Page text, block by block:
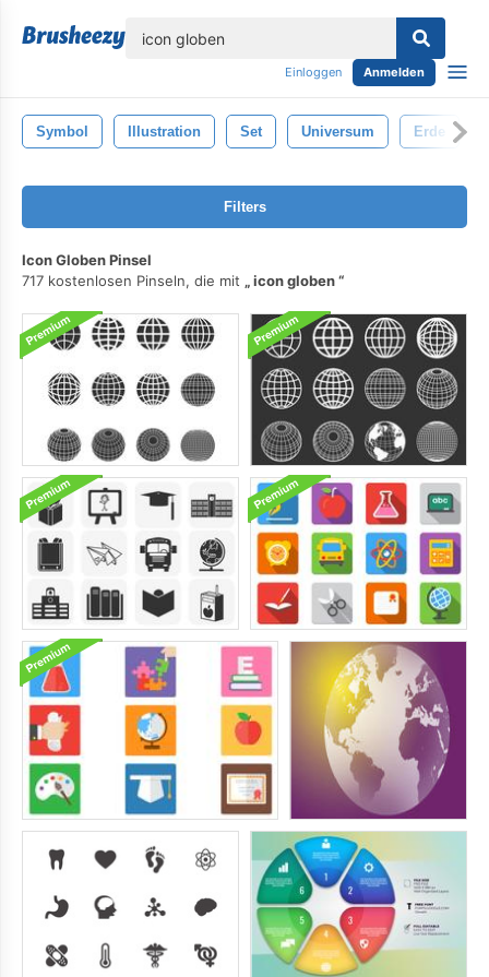
Einloggen Anmelden
Symbol Illustration Set Universum Erde
Filters
Icon Globen Pinsel
717 kostenlosen Pinseln, die mit
icon globen